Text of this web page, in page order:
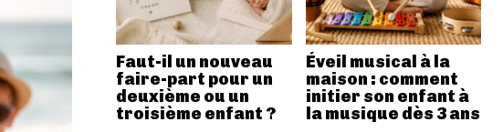
Faut-il un nouveau
faire-part pour un
deuxième ou un
troisième enfant ?
Éveil musical à la
maison : comment
initier son enfant à
la musique dès 3 ans